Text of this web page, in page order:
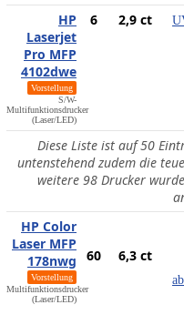
HP
Laserjet
Pro MFP
4102dwe
Vorstellung
S/W-
Multifunktionsdrucker
(Laser/LED)
6 2,9 ct
Diese Liste ist auf 50
untenstehend zudem die
weitere 98 Drucker
HP Color
Laser MFP
178nwg
Vorstellung
Multifunktionsdrucker
(Laser/LED)
60 6,3 ct
ab